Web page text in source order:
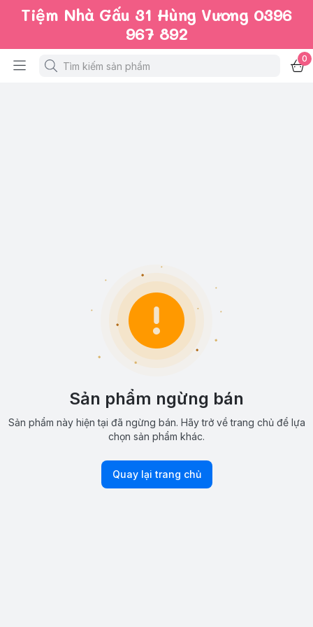
Tiệm Nhà Gấu 31 Hùng Vương 0396
967 892
0
Sản phẩm ngừng bán
Sản phẩm này hiện tại đã ngừng bán. Hãy trở về trang chủ để lựa
chọn sản phẩm khác.
Quay lại trang chủ